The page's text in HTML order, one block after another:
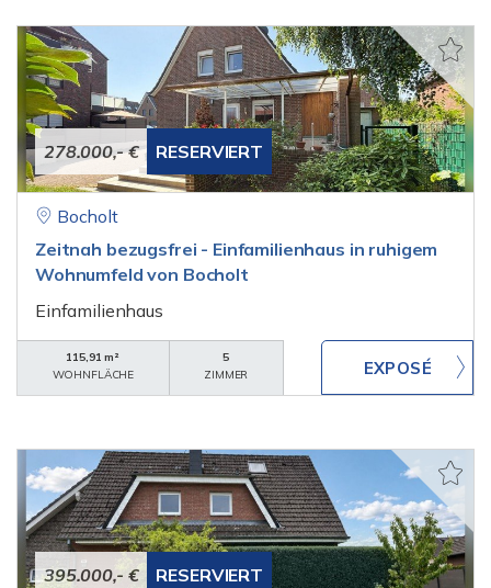
278.000,- € RESERVIERT
Bocholt
Zeitnah bezugsfrei - Einfamilienhaus in ruhigem
Wohnumfeld von Bocholt
Einfamilienhaus
115,91 m²
WOHNFLÄCHE
5
ZIMMER
395.000,- € RESERVIERT